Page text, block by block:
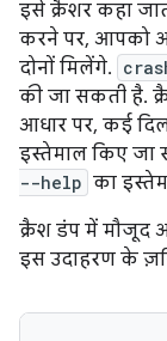
इसे क्रैशर कहा
करने पर, आपको
दोनों मिलेंगे.
की जा सकती है.
आधार पर, कई
इस्तेमाल किए
--help का
क्रैश डंप में मौजूद
इस उदाहरण के